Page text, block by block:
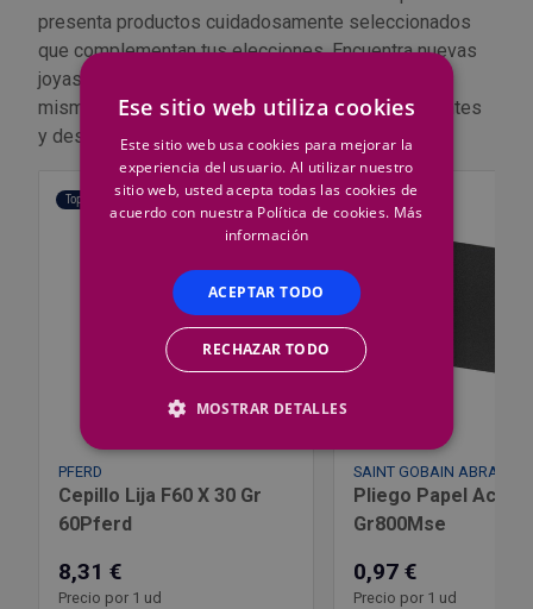
presenta productos cuidadosamente seleccionados
que complementan tus elecciones. Encuentra nuevas
joyas para tu colección y añádelas a tu carrito hoy
mismo. Explora las preferencias de nuestros clientes
y descubre tu próximo favorito.
Top Ventas
PFERD
Cepillo Lija F60 X 30 Gr
60Pferd
8,31 €
Precio por 1 ud
Top Ventas
SAINT GOBAIN
Pliego Papel
Gr800Mse
0,97 €
Precio por 1 ud
Ese sitio web utiliza cookies
Este sitio web usa cookies para mejorar la
experiencia del usuario. Al utilizar nuestro
sitio web, usted acepta todas las cookies de
acuerdo con nuestra Política de cookies. Más
información
ACEPTAR TODO
RECHAZAR TODO
MOSTRAR DETALLES